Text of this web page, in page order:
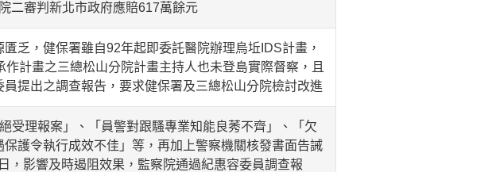
二審判新北市政府應賠617萬餘元
乏，健保署雖自92年起即委託醫院辦理烏坵IDS計畫，
計畫之三總松山分院計畫主持人也未登島實際督察，且
提出之調查報告，要求健保署及三總松山分院檢討改進
受理報案」、「員警對跟騷專業知能良莠不齊」、「欠
護令執行成效不佳」等，再加上警察機關核發書面告誡
，影響及時遏阻效果，監察院通過紀惠容委員調查報